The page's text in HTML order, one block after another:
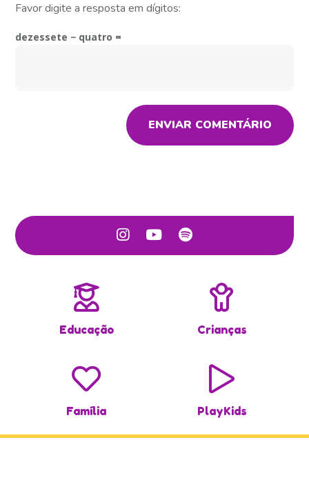
Favor digite a resposta em dígitos:
dezessete − quatro =
ENVIAR COMENTÁRIO
Educação Crianças
Família PlayKids